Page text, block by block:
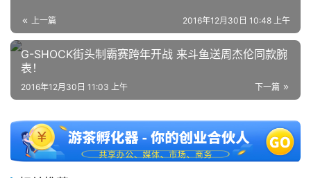
会
上
海
站
中
文
上一篇 2016年12月30日 10:48 上午
G-SHOCK街头制霸赛跨年开战 来斗鱼送周杰伦同款腕
表！
下一篇
2016年12月30日 11:03 上午